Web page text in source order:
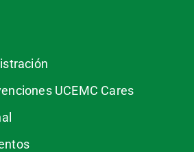
UCEMC Cares